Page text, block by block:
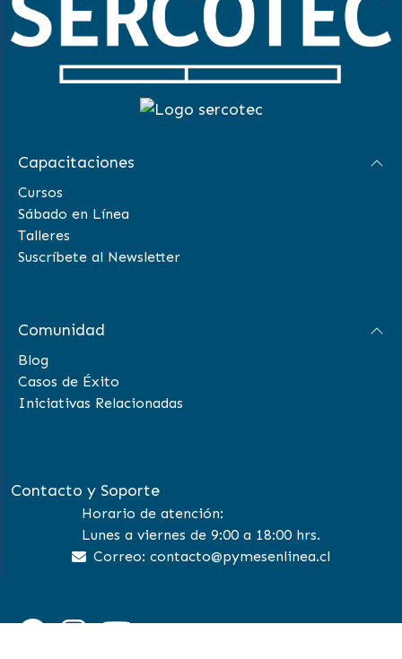
Capacitaciones
Cursos
Sábado en Línea
Talleres
Suscríbete al Newsletter
Comunidad
Blog
Casos de Éxito
Iniciativas Relacionadas
Contacto y Soporte
Horario de atención:
Lunes a viernes de 9:00 a 18:00 hrs.
Correo: contacto@pymesenlinea.cl